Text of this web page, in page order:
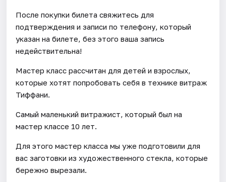
После покупки билета свяжитесь для
подтверждения и записи по телефону, который
указан на билете, без этого ваша запись
недействительна!
Мастер класс рассчитан для детей и взрослых,
которые хотят попробовать себя в технике витраж
Тиффани.
Самый маленький витражист, который был на
мастер классе 10 лет.
Для этого мастер класса мы уже подготовили для
вас заготовки из художественного стекла, которые
бережно вырезали.